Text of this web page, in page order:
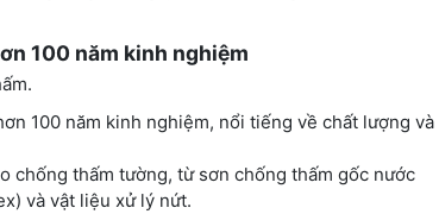
100 năm kinh nghiệm
100 năm kinh nghiệm, nổi tiếng về chất lượng và
chống thấm tường, từ sơn chống thấm gốc nước
và vật liệu xử lý nứt.